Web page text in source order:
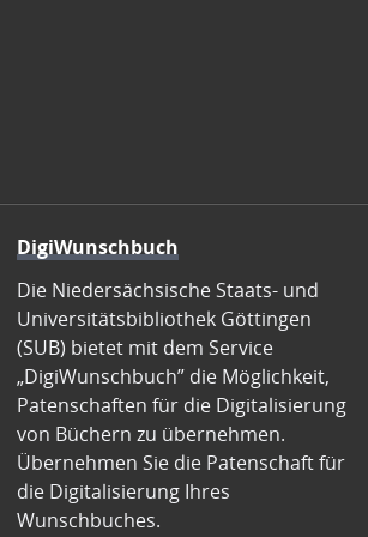
DigiWunschbuch
Die Niedersächsische Staats- und
Universitätsbibliothek Göttingen
(SUB) bietet mit dem Service
„DigiWunschbuch” die Möglichkeit,
Patenschaften für die Digitalisierung
von Büchern zu übernehmen.
Übernehmen Sie die Patenschaft für
die Digitalisierung Ihres
Wunschbuches.